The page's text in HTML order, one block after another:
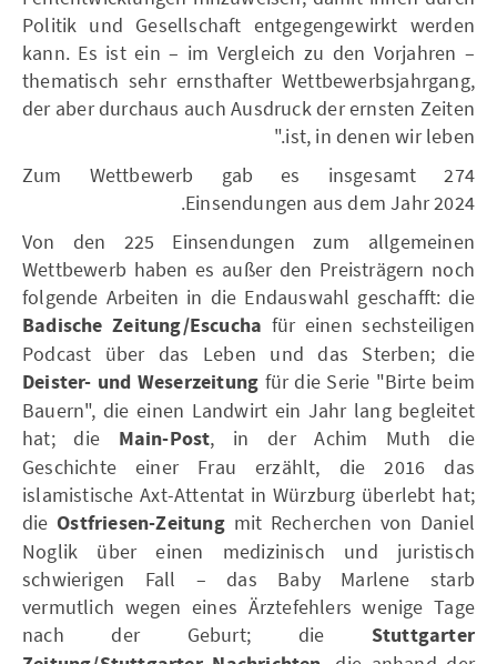
Politik und Gesellschaft entgegengewirkt werden
kann. Es ist ein – im Vergleich zu den Vorjahren –
thematisch sehr ernsthafter Wettbewerbsjahrgang,
der aber durchaus auch Ausdruck der ernsten Zeiten
ist, in denen wir leben."
Zum Wettbewerb gab es insgesamt 274
Einsendungen aus dem Jahr 2024.
Von den 225 Einsendungen zum allgemeinen
Wettbewerb haben es außer den Preisträgern noch
folgende Arbeiten in die Endauswahl geschafft: die
Badische Zeitung/Escucha für einen sechsteiligen
Podcast über das Leben und das Sterben; die
Deister- und Weserzeitung für die Serie "Birte beim
Bauern", die einen Landwirt ein Jahr lang begleitet
hat; die Main-Post, in der Achim Muth die
Geschichte einer Frau erzählt, die 2016 das
islamistische Axt-Attentat in Würzburg überlebt hat;
dieOstfriesen-Zeitungmit Recherchen von Daniel
Noglik über einen medizinisch und juristisch
schwierigen Fall – das Baby Marlene starb
vermutlich wegen eines Ärztefehlers wenige Tage
nach der Geburt; die Stuttgarter